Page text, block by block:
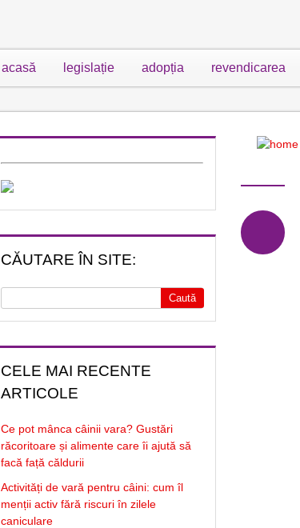
acasă legislație adopția revendicarea
CĂUTARE ÎN SITE:
CELE MAI RECENTE
ARTICOLE
Ce pot mânca câinii vara? Gustări
răcoritoare și alimente care îi ajută să
facă față căldurii
Activități de vară pentru câini: cum îl
menții activ fără riscuri în zilele
caniculare